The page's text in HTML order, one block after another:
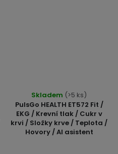
PulsGo HEALTH ET572 Fit /
EKG / Krevní tlak / Cukr v
krvi / Složky krve / Teplota /
Hovory / AI asistent
Skladem (>5 ks)